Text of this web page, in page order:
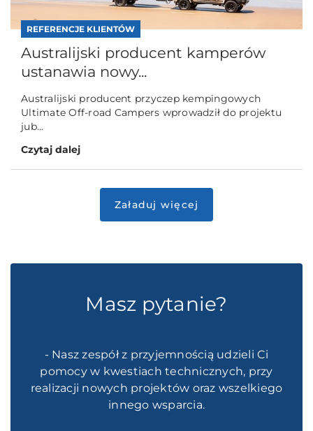
REFERENCJE KLIENTÓW
Australijski producent kamperów
ustanawia nowy...
Australijski producent przyczep kempingowych
Ultimate Off-road Campers wprowadził do projektu
jub...
Czytaj dalej
Masz pytanie?
- Nasz zespół z przyjemnością udzieli Ci
pomocy w kwestiach technicznych, przy
realizacji nowych projektów oraz wszelkiego
innego wsparcia.